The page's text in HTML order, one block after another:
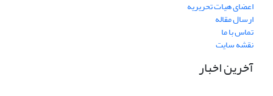
اعضای هیات تحریریه
ارسال مقاله
تماس با ما
نقشه سایت
آخرین اخبار